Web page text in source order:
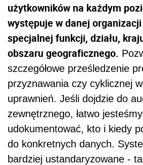
użytkowników na każdym
występuje w danej
specjalnej funkcji, działu,
obszaru geograficznego.
szczegółowe prześledzenie
przyznawania czy cyklicznej
uprawnień. Jeśli dojdzie do
zewnętrznego, łatwo
udokumentować, kto i kiedy
do konkretnych danych.
bardziej ustandaryzowane -